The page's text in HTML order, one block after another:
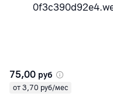
75,00 руб
от 3,70 руб/мес